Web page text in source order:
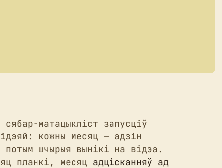
матацыкліст запусціў
кожны месяц — адзін
шчырыя вынікі на відэа.
планкі, месяц адцісканняў ад